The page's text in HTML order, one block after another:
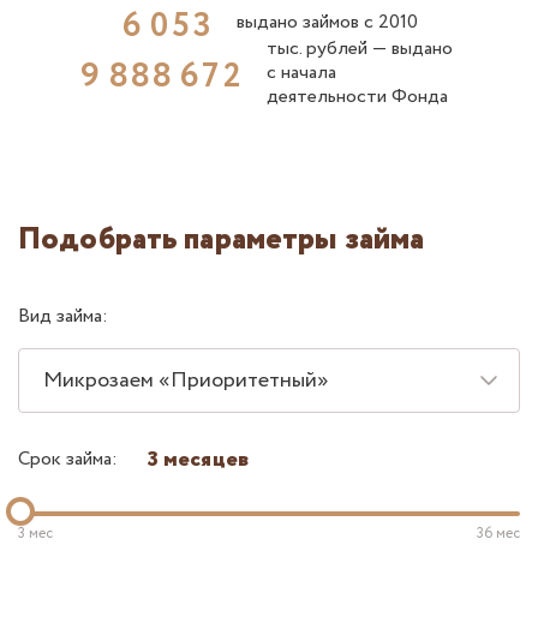
6 053 выдано займов с 2010
9 888 672
тыс. рублей ― выдано
с начала
деятельности Фонда
Подобрать параметры займа
Вид займа:
Микрозаем «Приоритетный»
Срок займа: 3 месяцев
3 мес 36 мес